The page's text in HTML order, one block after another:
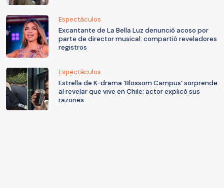
Espectáculos
Excantante de La Bella Luz denunció acoso por
parte de director musical: compartió reveladores
registros
Espectáculos
Estrella de K-drama ‘Blossom Campus’ sorprende
al revelar que vive en Chile: actor explicó sus
razones